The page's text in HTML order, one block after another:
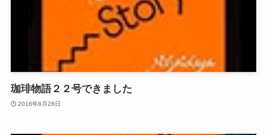
珈琲物語２２号できました
2016年6月28日